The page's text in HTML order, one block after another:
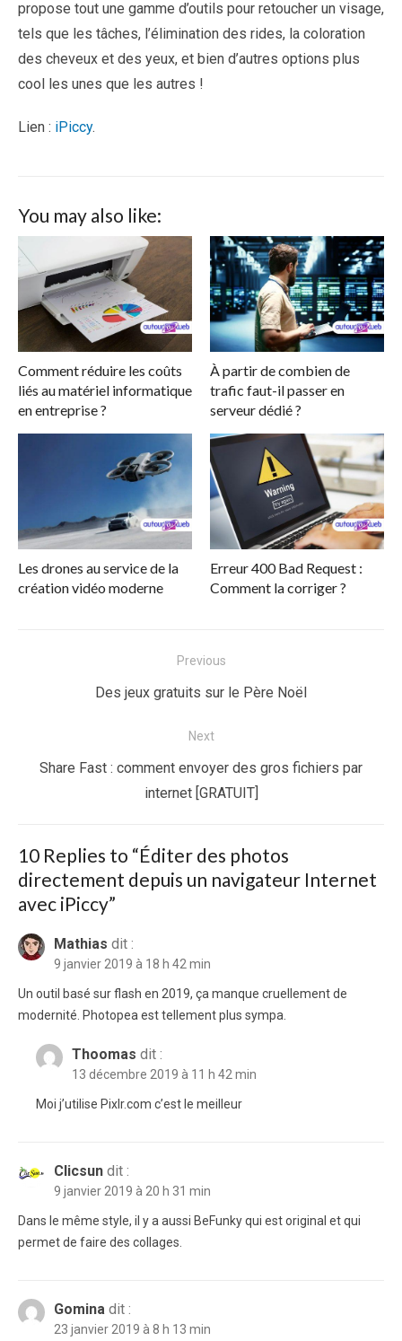
propose tout une gamme d’outils pour retoucher un visage,
tels que les tâches, l’élimination des rides, la coloration
des cheveux et des yeux, et bien d’autres options plus
cool les unes que les autres !
Lien : iPiccy.
You may also like:
Comment réduire les coûts
liés au matériel informatique
en entreprise ?
À partir de combien de
trafic faut-il passer en
serveur dédié ?
Les drones au service de la
création vidéo moderne
Erreur 400 Bad Request :
Comment la corriger ?
Previous
Previous
Des jeux gratuits sur le Père Noël
Next
Next
Share Fast : comment envoyer des gros fichiers par
internet [GRATUIT]
10 Replies to “Éditer des photos
directement depuis un navigateur Internet
avec iPiccy”
Mathias dit :
9 janvier 2019 à 18 h 42 min
Un outil basé sur flash en 2019, ça manque cruellement de
modernité. Photopea est tellement plus sympa.
Thoomas dit :
13 décembre 2019 à 11 h 42 min
Moi j’utilise Pixlr.com c’est le meilleur
Clicsun dit :
9 janvier 2019 à 20 h 31 min
Dans le même style, il y a aussi BeFunky qui est original et qui
permet de faire des collages.
Gomina dit :
23 janvier 2019 à 8 h 13 min